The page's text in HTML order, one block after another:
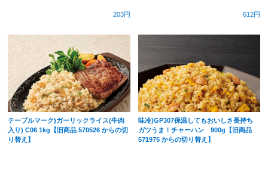
203円 612円
テーブルマーク)ガーリックライス(牛肉
入り) C06 1kg【旧商品 570526 からの切
り替え】
味冷)GP307保温してもおいしさ長持ち
ガツうま！チャーハン 900g【旧商品
571975 からの切り替え】